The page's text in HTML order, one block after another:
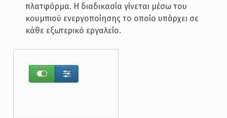
πλατφόρμα. Η διαδικασία γίνεται μέσω του
κουμπιού ενεργοποίησης το οποίο υπάρχει σε
κάθε εξωτερικό εργαλείο.